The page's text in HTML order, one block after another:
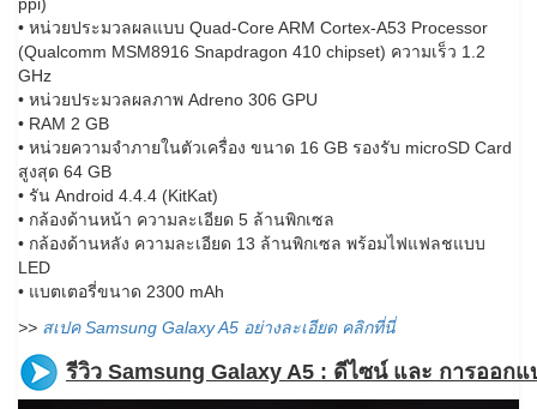
• หน่วยประมวลผลแบบ Quad-Core ARM Cortex-A53 Processor
(Qualcomm MSM8916 Snapdragon 410 chipset) ความเร็ว 1.2
GHz
• หน่วยประมวลผลภาพ Adreno 306 GPU
• RAM 2 GB
• หน่วยความจำภายในตัวเครื่อง ขนาด 16 GB รองรับ microSD Card
สูงสุด 64 GB
• รัน Android 4.4.4 (KitKat)
• กล้องด้านหน้า ความละเอียด 5 ล้านพิกเซล
• กล้องด้านหลัง ความละเอียด 13 ล้านพิกเซล พร้อมไฟแฟลชแบบ
LED
• แบตเตอรี่ขนาด 2300 mAh
>> สเปค Samsung Galaxy A5 อย่างละเอียด คลิกที่นี่
รีวิว Samsung Galaxy A5 : ดีไซน์ และ การออกแ